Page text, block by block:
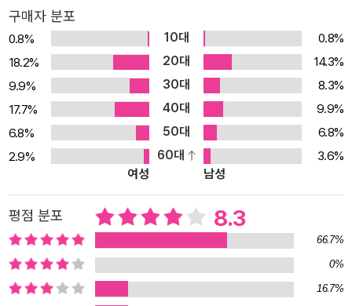
인 생의 최고 형식을 보임은 물론 초인의 이상을 설파했다. 이 외에
《선악의 피안》(1886) 《도덕의 계보학》(1887)에 이어 《권력에의
의지》를 장기간 준비했으나 정신이상이 일어나 미완으로 끝났다. 니
체는 1889년 1월 3일 이탈리아의 토리노에서 발작을 일으킨 뒤부터
어머니와 함께 예나에서 거주했다. 어머니가 죽자 여동생 엘리자베트
가 니체를 바이마르로 옮겼고, 그는 1900년 8월 25일 바이마르에서
죽었다.
구매자 분포
0.8% 10대
0.8%
18.2%
20대
14.3%
9.9%
30대
8.3%
17.7%
40대
9.9%
6.8%
50대
6.8%
2.9%
60대
3.6%
여성
남성
평점 분포 8.3
66.7%
0%
16.7%